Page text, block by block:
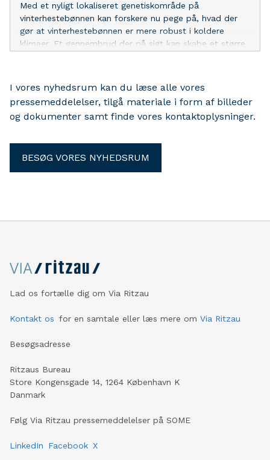
Med et nyligt lokaliseret genetiskområde på
vinterhestebønnen kan forskere nu pege på, hvad der
gør at vinterhestebønnen er mere robust i koldere
klimaer. Et gennembrud der på sigt kan skabe et større
I vores nyhedsrum kan du læse alle vores
pressemeddelelser, tilgå materiale i form af billeder
og dokumenter samt finde vores kontaktoplysninger.
BESØG VORES NYHEDSRUM
Lad os fortælle dig om Via Ritzau
Kontakt os for en samtale eller læs mere om Via Ritzau
Besøgsadresse
Ritzaus Bureau
Store Kongensgade 14, 1264 København K
Danmark
Følg Via Ritzau pressemeddelelser på SOME
LinkedIn Facebook X